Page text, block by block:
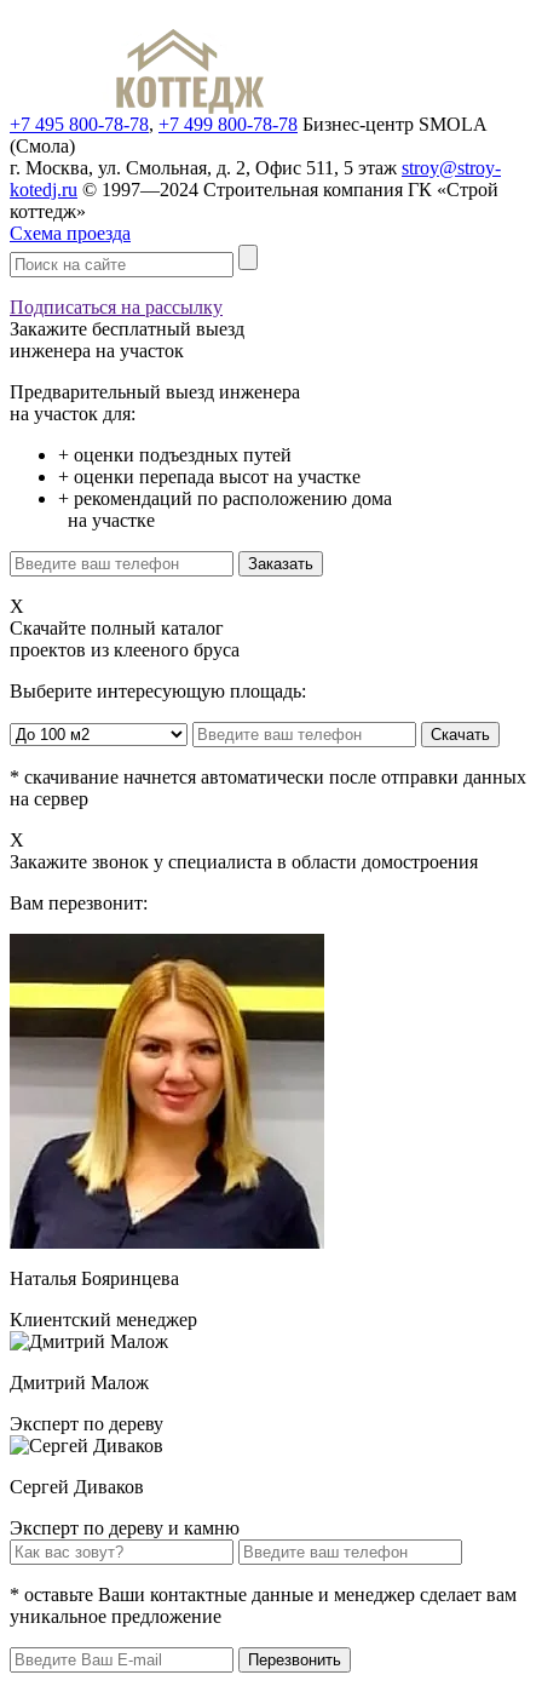
+7 495 800-78-78, +7 499 800-78-78 Бизнес-центр SMOLA
(Смола)
г. Москва, ул. Смольная, д. 2, Офис 511, 5 этаж stroy@stroy-
kotedj.ru © 1997—2024 Строительная компания ГК «Строй
коттедж»
Схема проезда
Подписаться на рассылку
Закажите бесплатный выезд
инженера на участок
Предварительный выезд инженера
на участок для:
+ оценки подъездных путей
+ оценки перепада высот на участке
+ рекомендаций по расположению дома
на участке
X
Скачайте полный каталог
проектов из клееного бруса
Выберите интересующую площадь:
* скачивание начнется автоматически после отправки данных
на сервер
X
Закажите звонок у специалиста в области домостроения
Вам перезвонит:
Наталья Бояринцева
Клиентский менеджер
Дмитрий Малож
Эксперт по дереву
Сергей Диваков
Эксперт по дереву и камню
* оставьте Ваши контактные данные и менеджер сделает вам
уникальное предложение